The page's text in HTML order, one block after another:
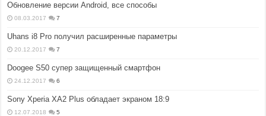
Обновление версии Android, все способы
08.03.2017 7
Uhans i8 Pro получил расширенные параметры
20.12.2017 7
Doogee S50 супер защищенный смартфон
24.12.2017 6
Sony Xperia XA2 Plus обладает экраном 18:9
12.07.2018 5